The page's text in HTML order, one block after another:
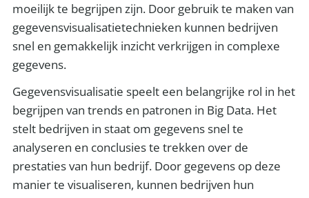
moeilijk te begrijpen zijn. Door gebruik te maken van
gegevensvisualisatietechnieken kunnen bedrijven
snel en gemakkelijk inzicht verkrijgen in complexe
gegevens.
Gegevensvisualisatie speelt een belangrijke rol in het
begrijpen van trends en patronen in Big Data. Het
stelt bedrijven in staat om gegevens snel te
analyseren en conclusies te trekken over de
prestaties van hun bedrijf. Door gegevens op deze
manier te visualiseren, kunnen bedrijven hun